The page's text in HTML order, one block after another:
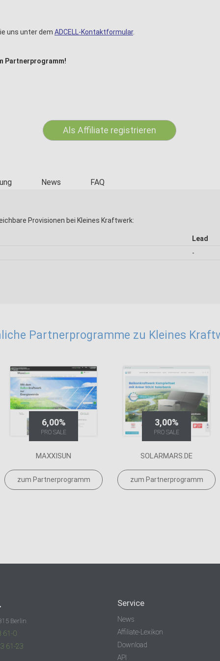
uns unter dem ADCELL-Kontaktformular.
Partnerprogramm!
Als Affiliate registrieren
News FAQ
Provisionen bei Kleines Kraftwerk:
Lead
-
Partnerprogramme zu Kleines
6,00%
PRO SALE
MAXXISUN
zum Partnerprogramm
3,00%
PRO SALE
SOLARMARS.DE
zum Partnerprogramm
Berlin
61-0
61-23
Service
News
Affiliate-Lexikon
Download
API